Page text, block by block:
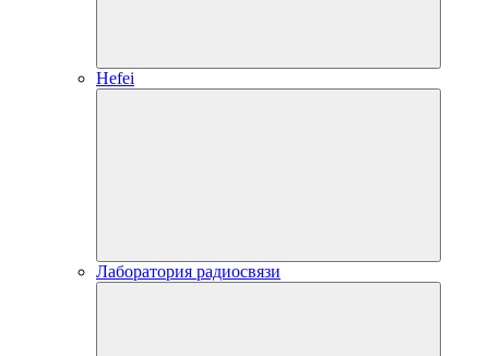
Hefei
Лаборатория радиосвязи